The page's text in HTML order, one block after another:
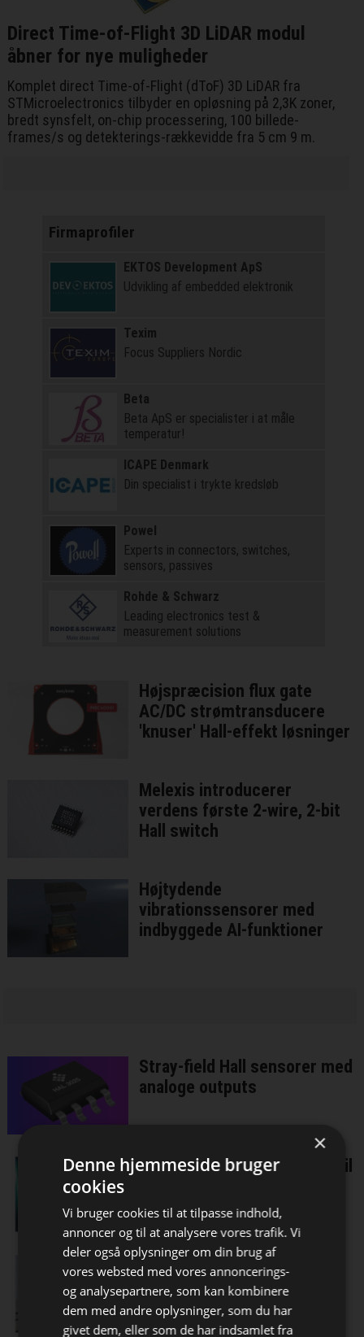
Bliv opdateret hver uge
Direct Time-of-Flight 3D LiDAR modul
åbner for nye muligheder
Komplet direct Time-of-Flight (dToF) 3D LiDAR fra
STMicroelectronics tilbyder en opløsning på 2,3K zoner,
bredt synsfelt, on-chip processering, 100 billede-
frames/s og detekterings-rækkevidde fra 5 cm 9 m.
Firmaprofiler
EKTOS Development ApS
Udvikling af embedded elektronik
Texim
Focus Suppliers Nordic
Beta
Beta ApS er specialister i at måle
temperatur!
ICAPE Denmark
Din specialist i trykte kredsløb
Powel
Experts in connectors, switches,
sensors, passives
Rohde & Schwarz
Leading electronics test &
measurement solutions
Højspræcision flux gate
AC/DC strømtransducere
'knuser' Hall-effekt løsninger
Melexis introducerer
verdens første 2-wire, 2-bit
Hall switch
Højtydende
vibrationssensorer med
indbyggede AI-funktioner
Stray-field Hall sensorer med
analoge outputs
Ultrasonisk flow-konverter til
løsninger
Sensor softwareplatform
accelererer dataanalyse i
IMU'er
×
Denne hjemmeside bruger
cookies
Vi bruger cookies til at tilpasse indhold,
annoncer og til at analysere vores trafik. Vi
deler også oplysninger om din brug af
vores websted med vores annoncerings-
og analysepartnere, som kan kombinere
dem med andre oplysninger, som du har
givet dem, eller som de har indsamlet fra